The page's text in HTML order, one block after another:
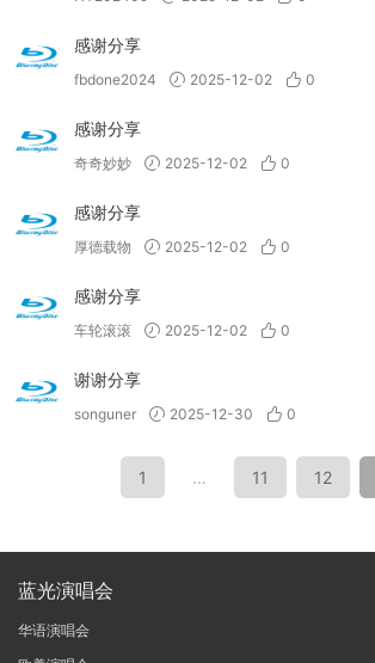
感谢分享
fbdone2024 2025-12-02 0
感谢分享
奇奇妙妙 2025-12-02 0
感谢分享
厚德载物 2025-12-02 0
感谢分享
车轮滚滚 2025-12-02 0
谢谢分享
songuner 2025-12-30 0
1 … 11 12
蓝光演唱会
华语演唱会